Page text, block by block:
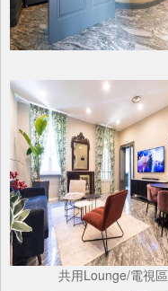
共用Lounge/電視區